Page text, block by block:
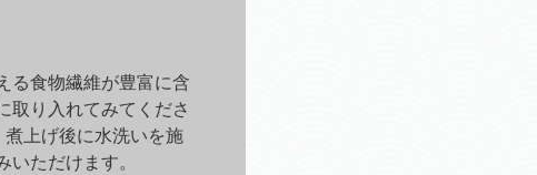
る食物繊維が豊富に含
取り入れてみてくださ
上げ後に水洗いを施
ただけます。